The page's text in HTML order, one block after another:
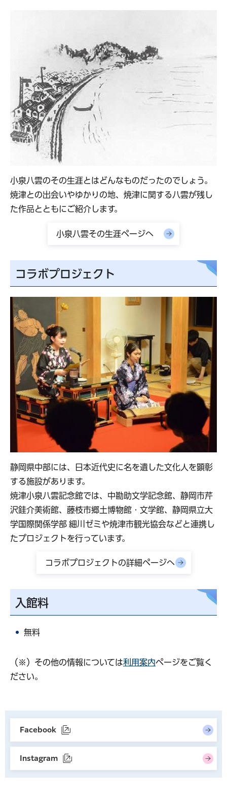
小泉八雲のその生涯とはどんなものだったのでしょう。
焼津との出会いやゆかりの地、焼津に関する八雲が残し
た作品とともにご紹介します。
小泉八雲その生涯ページへ
コラボプロジェクト
静岡県中部には、日本近代史に名を遺した文化人を顕彰
する施設があります。
焼津小泉八雲記念館では、中勘助文学記念館、静岡市芹
沢銈介美術館、藤枝市郷土博物館・文学館、静岡県立大
学国際関係学部 細川ゼミや焼津市観光協会などと連携し
たプロジェクトを行っています。
コラボプロジェクトの詳細ページへ
入館料
無料
（※）その他の情報については利用案内ページをご覧く
ださい。
Facebook
Instagram